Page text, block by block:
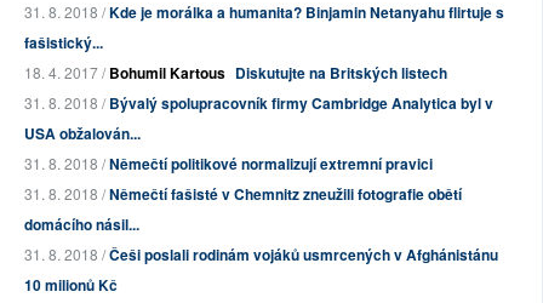
31. 8. 2018 /Kde je morálka a humanita? Binjamin Netanyahu flirtuje s
fašistický...
18. 4. 2017 /Bohumil Kartous Diskutujte na Britských listech
31. 8. 2018 /Bývalý spolupracovník firmy Cambridge Analytica byl v
USA obžalován...
31. 8. 2018 /Němečtí politikové normalizují extremní pravici
31. 8. 2018 /Němečtí fašisté v Chemnitz zneužili fotografie obětí
domácího násil...
31. 8. 2018 /Češi poslali rodinám vojáků usmrcených v Afghánistánu
10 milionů Kč